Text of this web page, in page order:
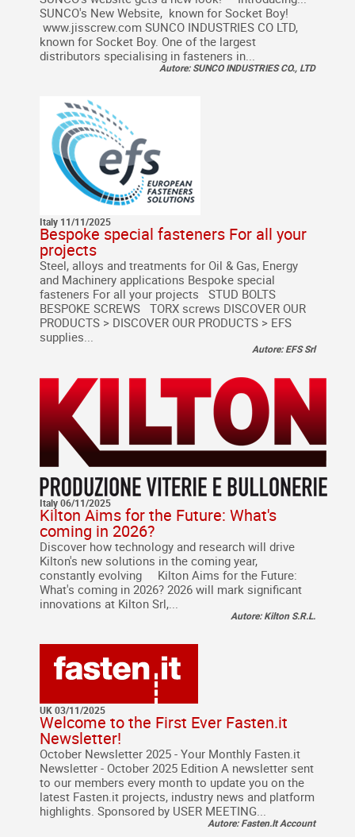
SUNCO's New Website, known for Socket Boy!
www.jisscrew.com SUNCO INDUSTRIES CO LTD,
known for Socket Boy. One of the largest
distributors specialising in fasteners in...
Autore: SUNCO INDUSTRIES CO., LTD
Italy 11/11/2025
Bespoke special fasteners For all your
projects
Steel, alloys and treatments for Oil & Gas, Energy
and Machinery applications Bespoke special
fasteners For all your projects STUD BOLTS
BESPOKE SCREWS TORX screws DISCOVER OUR
PRODUCTS > DISCOVER OUR PRODUCTS > EFS
supplies...
Autore: EFS Srl
Italy 06/11/2025
Kilton Aims for the Future: What's
coming in 2026?
Discover how technology and research will drive
Kilton's new solutions in the coming year,
constantly evolving Kilton Aims for the Future:
What's coming in 2026? 2026 will mark significant
innovations at Kilton Srl,...
Autore: Kilton S.R.L.
UK 03/11/2025
Welcome to the First Ever Fasten.it
Newsletter!
October Newsletter 2025 - Your Monthly Fasten.it
Newsletter - October 2025 Edition A newsletter sent
to our members every month to update you on the
latest Fasten.it projects, industry news and platform
highlights. Sponsored by USER MEETING...
Autore: Fasten.It Account